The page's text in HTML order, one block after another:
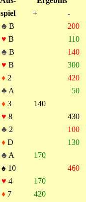
spiel
+
-
♣ B
200
♥ B
110
♣ B
140
♥ B
300
♦ 2
420
♣ A
50
♦ 3
140
♥ 8
430
♣ 2
100
♦ D
130
♣ A
170
♠ 10
460
♥ 4
170
♦ 7
420